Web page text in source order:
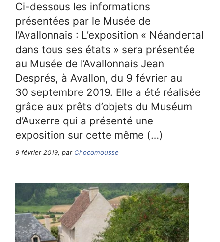
Ci-dessous les informations
présentées par le Musée de
l’Avallonnais : L’exposition « Néandertal
dans tous ses états » sera présentée
au Musée de l’Avallonnais Jean
Després, à Avallon, du 9 février au
30 septembre 2019. Elle a été réalisée
grâce aux prêts d’objets du Muséum
d’Auxerre qui a présenté une
exposition sur cette même (…)
9 février 2019, par Chocomousse